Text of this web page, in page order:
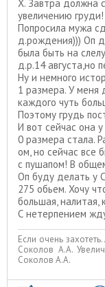
Х. Завтра должна
увеличению
Попросила мужа
д.рождения))) Оп
была быть на
д.р.14 августа,но
Ну и немного
1 размера. У меня
каждого чуть
Поэтому грудь
И вот сейчас она
0 размера стала.
ом, но сейчас все
с пушапом! В
Оп буду делать у
275 обьем. Хочу
большая, налитая,
С нетерпением
Если очень
Соколов А.А.
Соколов А.А.